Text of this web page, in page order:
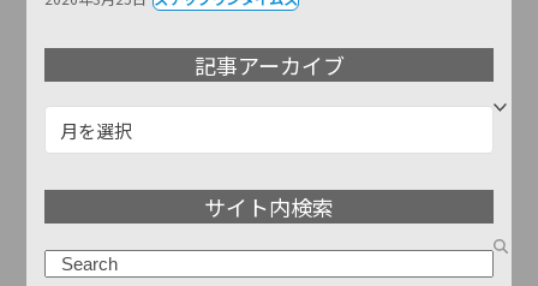
記事アーカイブ
事
イ
サイト内検索